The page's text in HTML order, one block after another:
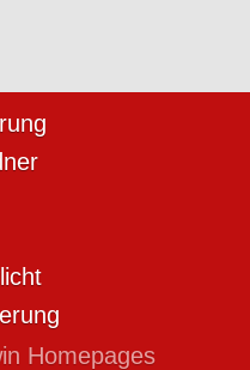
Homepages